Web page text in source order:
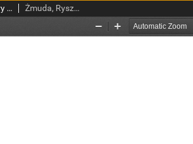
Forum Bibliotek Medycznych = Medical Library Forum 2016 R. 9 nr 2(18) Żmuda, Ryszard, red. nacz.